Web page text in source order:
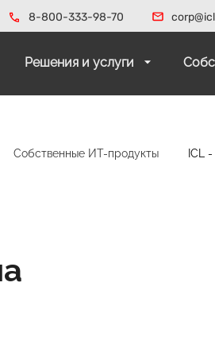
8-800-333-98-70
Решения и услуги
Собственные ИТ-продукты ICL